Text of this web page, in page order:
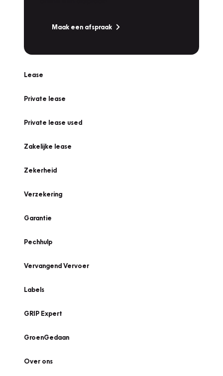
Maak een afspraak
Lease
Private lease
Private lease used
Zakelijke lease
Zekerheid
Verzekering
Garantie
Pechhulp
Vervangend Vervoer
Labels
GRIP Expert
GroenGedaan
Over ons